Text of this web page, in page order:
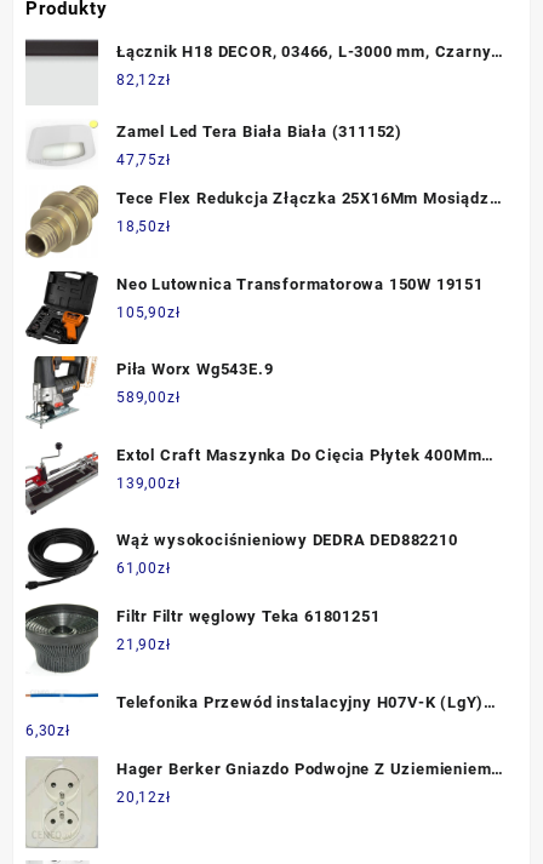
Produkty
Łącznik H18 DECOR, 03466, L-3000 mm, Czarny
szczotkowany, SEVROLL
82,12zł
Zamel Led Tera Biała Biała (311152)
47,75zł
Tece Flex Redukcja Złączka 25X16Mm Mosiądz
766504
18,50zł
Neo Lutownica Transformatorowa 150W 19151
105,90zł
Piła Worx Wg543E.9
589,00zł
Extol Craft Maszynka Do Cięcia Płytek 400Mm
688
139,00zł
Wąż wysokociśnieniowy DEDRA DED882210
61,00zł
Filtr Filtr węglowy Teka 61801251
21,90zł
Telefonika Przewód instalacyjny H07V-K (LgY)
6,30zł
Hager Berker Gniazdo Podwojne Z Uziemieniem
Krem 53618382
20,12zł